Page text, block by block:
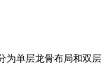
为单层龙骨布局和双层